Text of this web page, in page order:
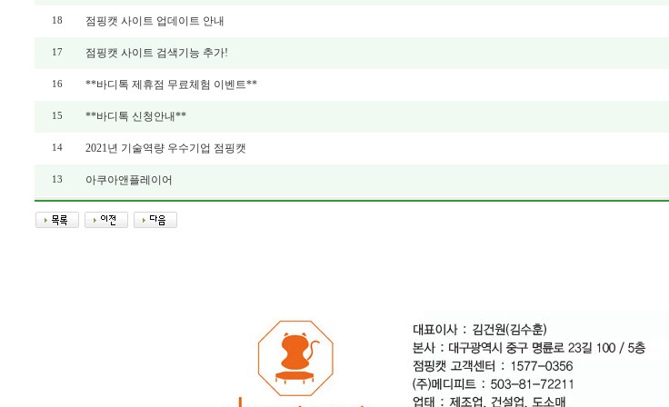
18 점핑캣 사이트 업데이트 안내
17 점핑캣 사이트 검색기능 추가!
16 **바디톡 제휴점 무료체험 이벤트**
15 **바디톡 신청안내**
14 2021년 기술역량 우수기업 점핑캣
13 아쿠아앤플레이어